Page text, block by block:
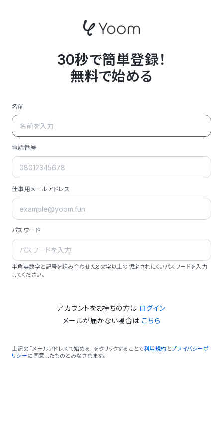
30秒で簡単登録！
無料で始める
名前
電話番号
仕事用メールアドレス
パスワード
半角英数字と記号を組み合わせた8文字以上の想定されにくいパスワードを入力
してください。
アカウントをお持ちの方は ログイン
メールが届かない場合は こちら
上記の「メールアドレスで始める」をクリックすることで利用規約 とプライバシーポ
リシーに同意したものとみなされます。